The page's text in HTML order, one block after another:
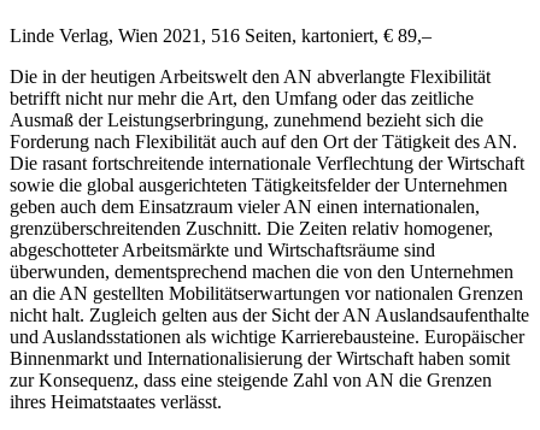
Linde Verlag, Wien 2021, 516 Seiten, kartoniert, € 89,–
Die in der heutigen Arbeitswelt den AN abverlangte Flexibilität
betrifft nicht nur mehr die Art, den Umfang oder das zeitliche
Ausmaß der Leistungserbringung, zunehmend bezieht sich die
Forderung nach Flexibilität auch auf den Ort der Tätigkeit des AN.
Die rasant fortschreitende internationale Verflechtung der Wirtschaft
sowie die global ausgerichteten Tätigkeitsfelder der Unternehmen
geben auch dem Einsatzraum vieler AN einen internationalen,
grenzüberschreitenden Zuschnitt. Die Zeiten relativ homogener,
abgeschotteter Arbeitsmärkte und Wirtschaftsräume sind
überwunden, dementsprechend machen die von den Unternehmen
an die AN gestellten Mobilitätserwartungen vor nationalen Grenzen
nicht halt. Zugleich gelten aus der Sicht der AN Auslandsaufenthalte
und Auslandsstationen als wichtige Karrierebausteine. Europäischer
Binnenmarkt und Internationalisierung der Wirtschaft haben somit
zur Konsequenz, dass eine steigende Zahl von AN die Grenzen
ihres Heimatstaates verlässt.